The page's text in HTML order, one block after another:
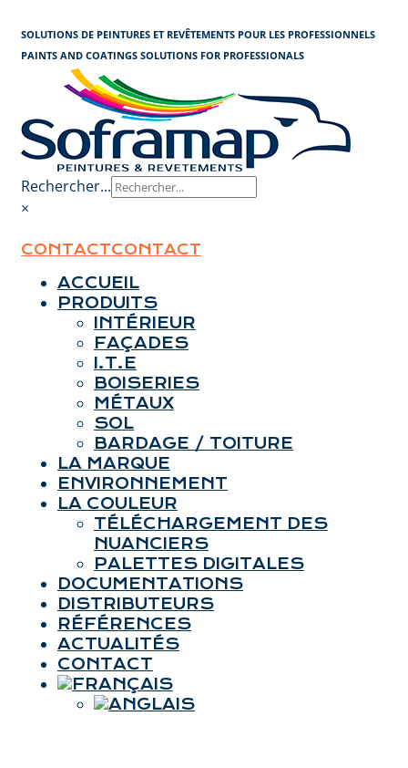
SOLUTIONS DE PEINTURES ET REVÊTEMENTS POUR LES PROFESSIONNELS
PAINTS AND COATINGS SOLUTIONS FOR PROFESSIONALS
Rechercher...
×
CONTACTCONTACT
ACCUEIL
PRODUITS
INTÉRIEUR
FAÇADES
I.T.E
BOISERIES
MÉTAUX
SOL
BARDAGE / TOITURE
LA MARQUE
ENVIRONNEMENT
LA COULEUR
TÉLÉCHARGEMENT DES
NUANCIERS
PALETTES DIGITALES
DOCUMENTATIONS
DISTRIBUTEURS
RÉFÉRENCES
ACTUALITÉS
CONTACT